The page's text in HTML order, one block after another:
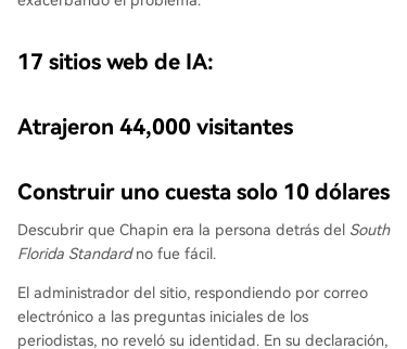
17 sitios web de IA:
Atrajeron 44,000 visitantes
Construir uno cuesta solo 10 dólares
Descubrir que Chapin era la persona detrás del South
Florida Standardno fue fácil.
El administrador del sitio, respondiendo por correo
electrónico a las preguntas iniciales de los
periodistas, no reveló su identidad. En su declaración,